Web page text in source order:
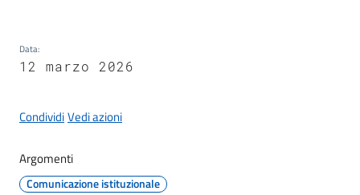
argomenti...
Seguici
Data:
12 marzo 2026
CondividiVedi azioni
Argomenti
Comunicazione istituzionale